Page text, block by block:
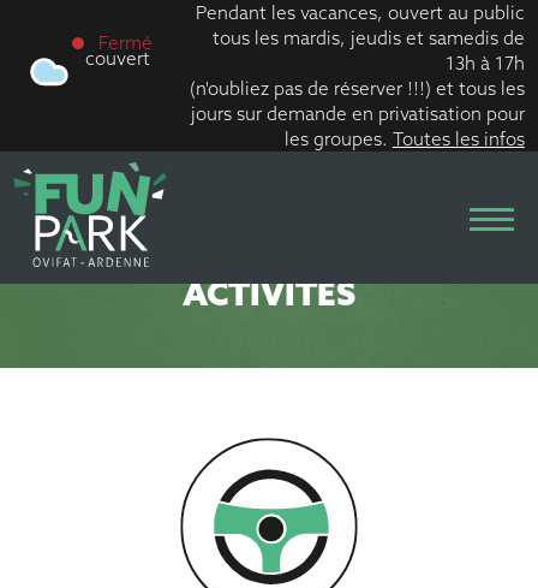
content
couvert
Fermé
Pendant les vacances, ouvert au public
tous les mardis, jeudis et samedis de
13h à 17h
(n'oubliez pas de réserver !!!) et tous les
jours sur demande en privatisation pour
les groupes. Toutes les infos
DÉCOUVREZ NOS
ACTIVITÉS